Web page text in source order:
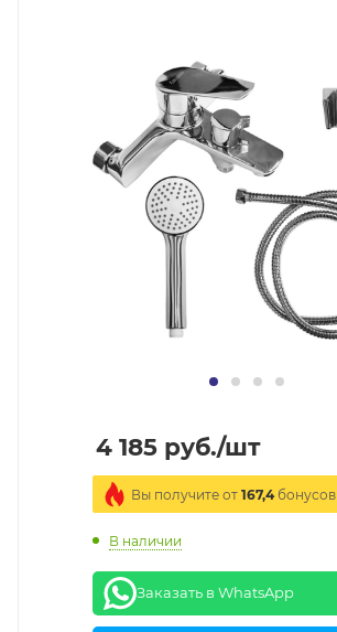
4 185 руб./шт
Вы получите от 167,4бонусов
В наличии
Заказать в WhatsApp